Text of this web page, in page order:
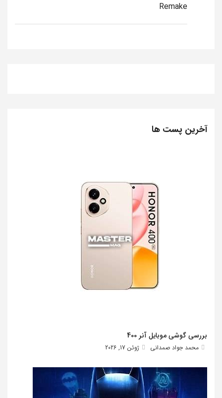
Remake
آخرین پست ها
بررسی گوشی موبایل آنر 400
محمد جواد صمدانی ژوئن 17, 2026